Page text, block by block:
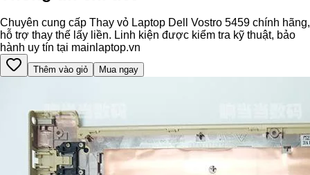
Chuyên cung cấp Thay vỏ Laptop Dell Vostro 5459 chính hãng,
hỗ trợ thay thế lấy liền. Linh kiện được kiểm tra kỹ thuật, bảo
hành uy tín tại mainlaptop.vn
Thêm vào giỏ Mua ngay